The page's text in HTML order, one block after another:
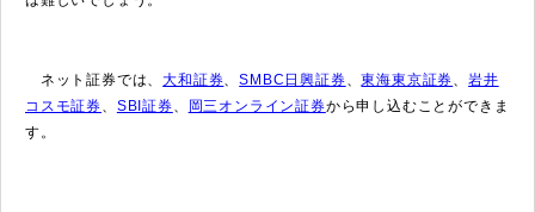
ネット証券では、大和証券、SMBC日興証券、東海東京証券、岩井
コスモ証券、 SBI証券、 岡三オンライン証券から申し込むことができま
す。